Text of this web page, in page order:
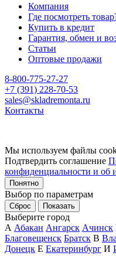
Компания
Где посмотреть
Купить в кредит
Гарантия, обмен и
Статьи
Оптовые продажи
8-800-775-27-27
+7 (391) 228-70-53
sales@skladremonta.ru
Контакты
Мы используем файлы
Подтвердить соглашение
конфиденциальности и об
Понятно
Выбор по параметрам
Сброс Показать
Выберите город
А Абакан Ангарск Ачинск
Благовещенск Братск В
Донецк Е Екатеринбург И